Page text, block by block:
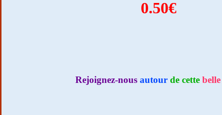
0.50€
Rejoignez-nous autour de cette